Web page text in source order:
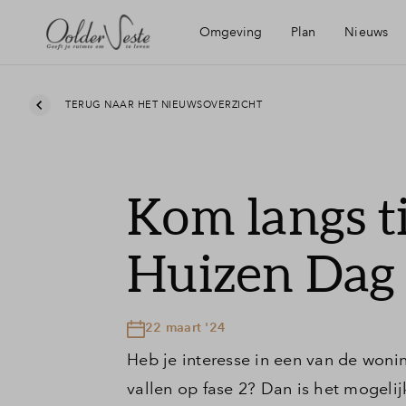
Omgeving
Ligging
Voorzieningen
Roermond
Recreatie
Plan
Wijken
Nieuws
TERUG NAAR HET NIEUWSOVERZICHT
Kom langs
Huizen Dag
22 maart '24
Heb je interesse in een van de
vallen op fase 2? Dan is het